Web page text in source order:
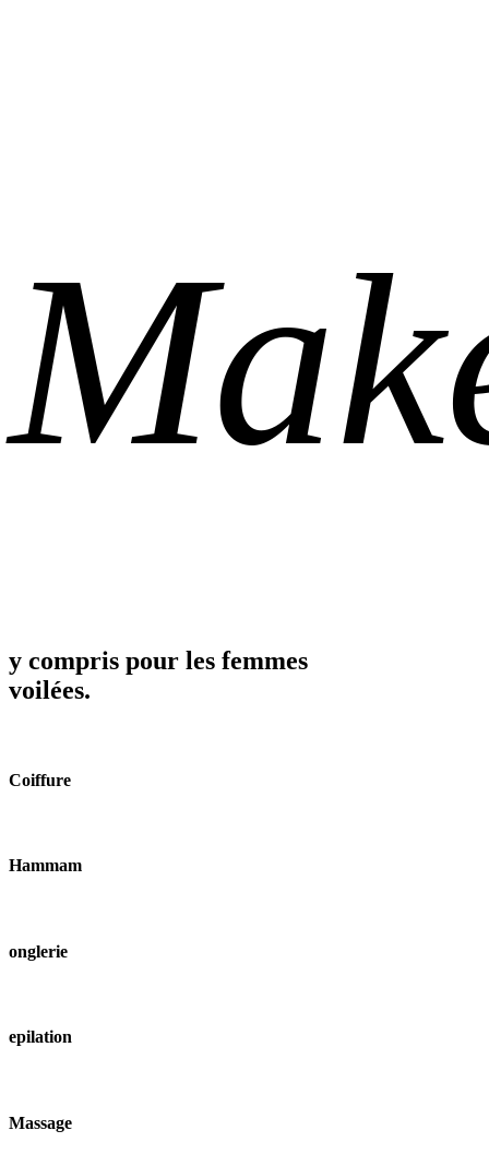
y compris pour les femmes
voilées.
Coiffure
Hammam
onglerie
epilation
Massage